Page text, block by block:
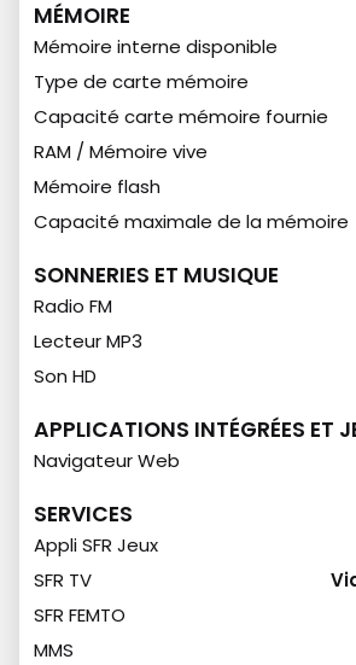
MÉMOIRE
Mémoire interne disponible
Type de carte mémoire
Capacité carte mémoire fournie
RAM / Mémoire vive
Mémoire flash
Capacité maximale de la mémoire
SONNERIES ET MUSIQUE
Radio FM
Lecteur MP3
Son HD
APPLICATIONS INTÉGRÉES ET
Navigateur Web
SERVICES
Appli SFR Jeux
SFR TV
SFR FEMTO
MMS